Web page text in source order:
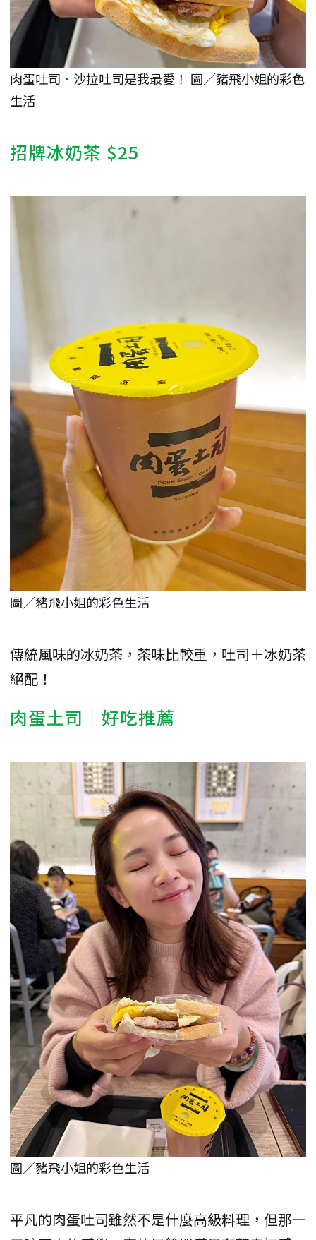
肉蛋吐司、沙拉吐司是我最愛！ 圖／豬飛小姐的彩色
生活
招牌冰奶茶 $25
圖／豬飛小姐的彩色生活
傳統風味的冰奶茶，茶味比較重，吐司＋冰奶茶
絕配！
肉蛋土司｜好吃推薦
圖／豬飛小姐的彩色生活
平凡的肉蛋吐司雖然不是什麼高級料理，但那一